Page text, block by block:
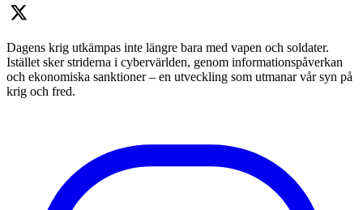
Dagens krig utkämpas inte längre bara med vapen och soldater.
Istället sker striderna i cybervärlden, genom informationspåverkan
och ekonomiska sanktioner – en utveckling som utmanar vår syn på
krig och fred.